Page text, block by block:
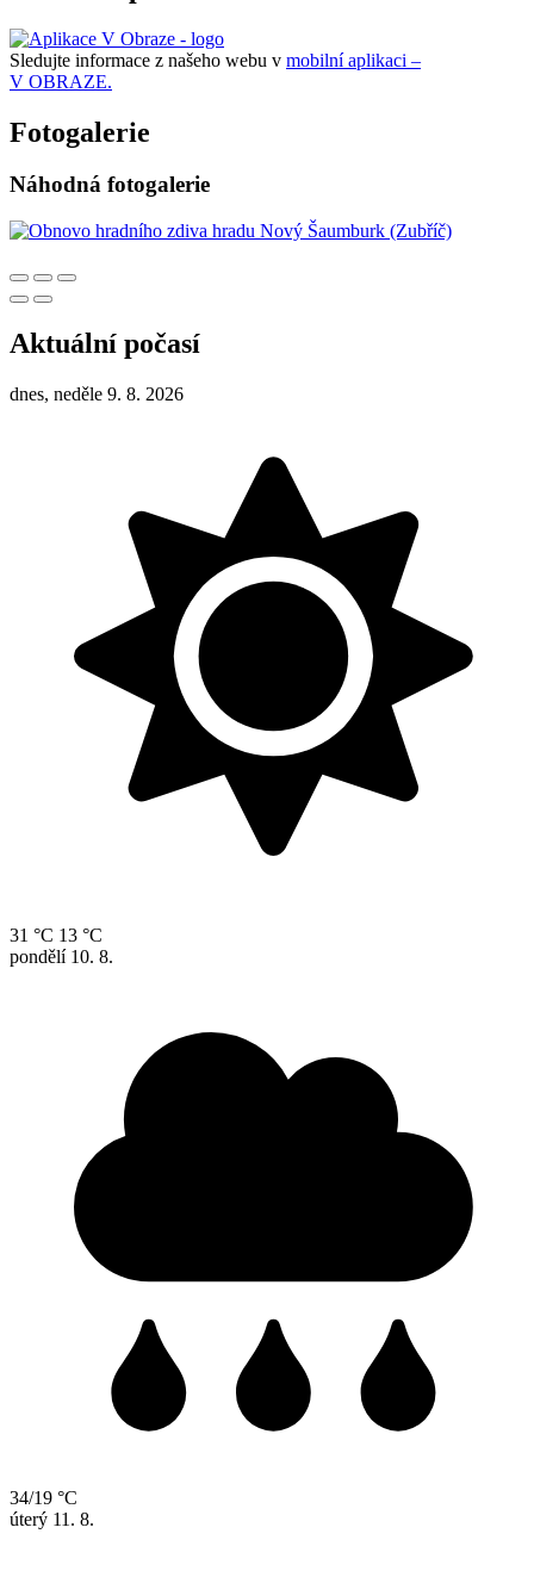
Sledujte informace z našeho webu v mobilní aplikaci –
V OBRAZE.
Fotogalerie
Náhodná fotogalerie
Aktuální počasí
dnes, neděle 9. 8. 2026
31 °C 13 °C
pondělí 10. 8.
34/19 °C
úterý 11. 8.